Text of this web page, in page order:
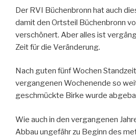
Der RVI Büchenbronn hat auch
damit den Ortsteil Büchenbronn
verschönert. Aber alles ist
Zeit für die Veränderung.
Nach guten fünf Wochen
vergangenen Wochenende so
geschmückte Birke wurde
Wie auch in den vergangenen
Abbau ungefähr zu Beginn des